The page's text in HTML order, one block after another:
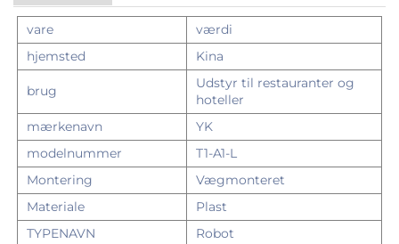
vare
værdi
hjemsted
Kina
brug
Udstyr til restauranter og
hoteller
mærkenavn
YK
modelnummer
T1-A1-L
Montering
Vægmonteret
Materiale
Plast
TYPENAVN
Robot